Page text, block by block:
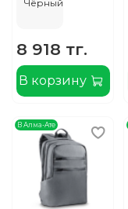
8 918 тг.
В корзину
В Алма-Ате